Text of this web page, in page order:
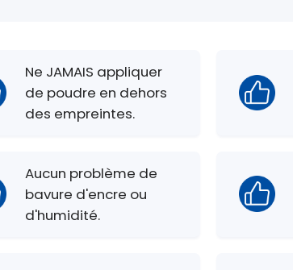
Ne JAMAIS appliquer
de poudre en dehors
des empreintes.
Aucun problème de
bavure d'encre ou
d'humidité.